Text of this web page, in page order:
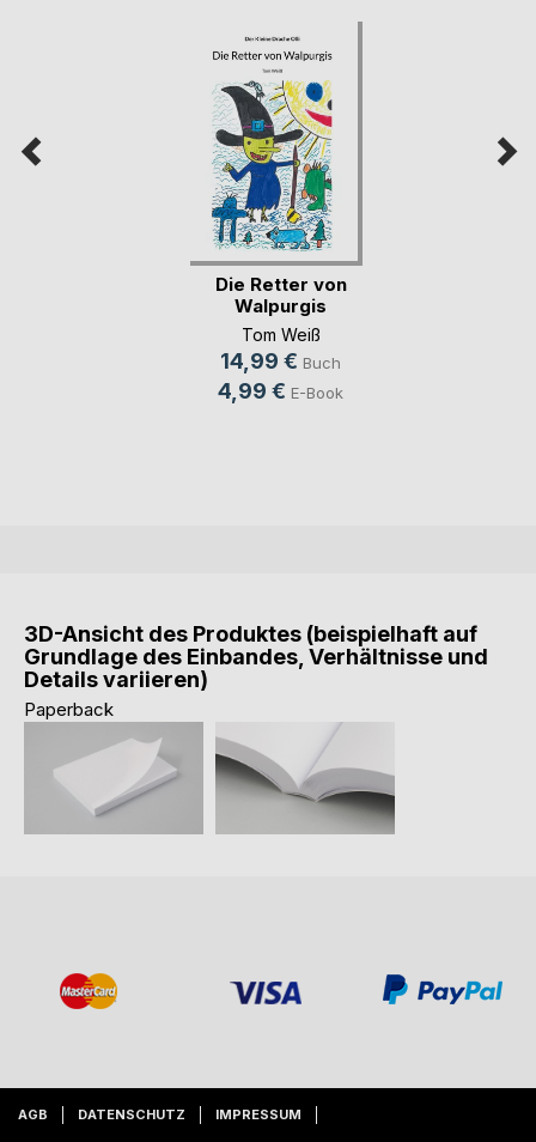
Die Retter von
Walpurgis
Tom Weiß
14,99 € Buch
4,99 € E-Book
3D-Ansicht des Produktes (beispielhaft auf
Grundlage des Einbandes, Verhältnisse und
Details variieren)
Paperback
AGB DATENSCHUTZ IMPRESSUM